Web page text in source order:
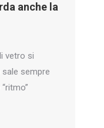
anche la
vetro si
sale sempre